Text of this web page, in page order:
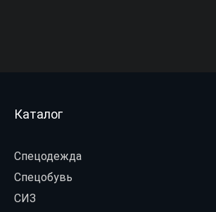
Каталог
Спецодежда
Спецобувь
СИЗ